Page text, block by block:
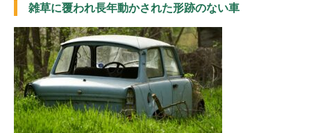
雑草に覆われ長年動かされた形跡のない車